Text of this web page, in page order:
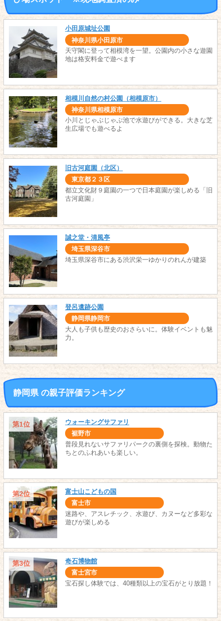
小田原城址公園
神奈川県小田原市
天守閣に登って相模湾を一望。公園内の小さな遊園
地は格安料金で遊べます
相模川自然の村公園（相模原市）
神奈川県相模原市
小川とじゃぶじゃぶ池で水遊びができる。大きな芝
生広場でも遊べるよ
旧古河庭園（北区）
東京都２３区
都立文化財９庭園の一つで日本庭園が楽しめる「旧
古河庭園」
誠之堂・清風亭
埼玉県深谷市
埼玉県深谷市にある渋沢栄一ゆかりのれんが建築
登呂遺跡公園
静岡県静岡市
大人も子供も歴史のおさらいに。体験イベントも魅
力。
静岡県 の親子評価ランキング
第1位 ウォーキングサファリ
裾野市
普段見れないサファリパークの裏側を探検。動物た
ちとのふれあいも楽しい。
第2位 富士山こどもの国
富士市
迷路や、アスレチック、水遊び、カヌーなど多彩な
遊びが楽しめる
第3位 奇石博物館
富士宮市
宝石探し体験では、40種類以上の宝石がとり放題！